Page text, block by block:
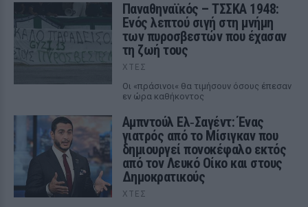
Παναθηναϊκός – ΤΣΣΚΑ 1948:
Ενός λεπτού σιγή στη μνήμη
των πυροσβεστών που έχασαν
τη ζωή τους
ΧΤΕΣ
Οι «πράσινοι« θα τιμήσουν όσους έπεσαν
εν ώρα καθήκοντος
Αμπντούλ Ελ‑Σαγέντ: Ένας
γιατρός από το Μίσιγκαν που
δημιουργεί πονοκέφαλο εκτός
από τον Λευκό Οίκο και στους
Δημοκρατικούς
ΧΤΕΣ